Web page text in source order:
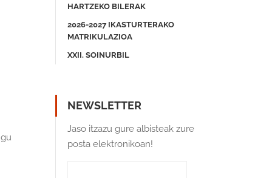
HARTZEKO BILERAK
2026-2027 IKASTURTERAKO
MATRIKULAZIOA
XXII. SOINURBIL
NEWSLETTER
Jaso itzazu gure albisteak zure
posta elektronikoan!